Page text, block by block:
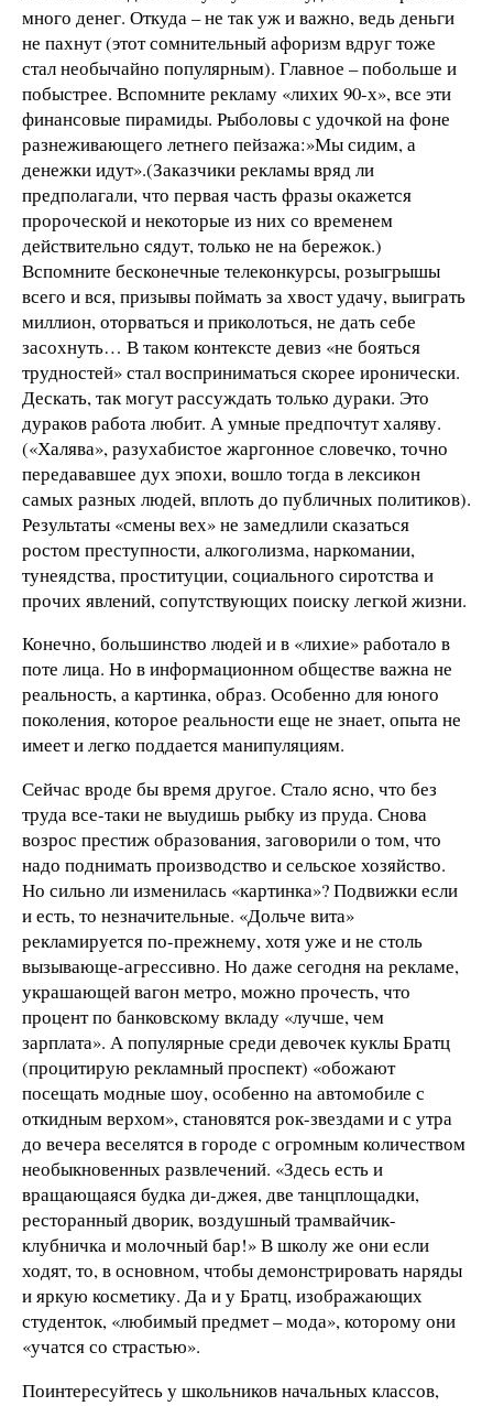
много денег. Откуда – не так уж и важно, ведь деньги
не пахнут (этот сомнительный афоризм вдруг тоже
стал необычайно популярным). Главное – побольше и
побыстрее. Вспомните рекламу «лихих 90-х», все эти
финансовые пирамиды. Рыболовы с удочкой на фоне
разнеживающего летнего пейзажа:»Мы сидим, а
денежки идут».(Заказчики рекламы вряд ли
предполагали, что первая часть фразы окажется
пророческой и некоторые из них со временем
действительно сядут, только не на бережок.)
Вспомните бесконечные телеконкурсы, розыгрышы
всего и вся, призывы поймать за хвост удачу, выиграть
миллион, оторваться и приколоться, не дать себе
засохнуть… В таком контексте девиз «не бояться
трудностей» стал восприниматься скорее иронически.
Дескать, так могут рассуждать только дураки. Это
дураков работа любит. А умные предпочтут халяву.
(«Халява», разухабистое жаргонное словечко, точно
передававшее дух эпохи, вошло тогда в лексикон
самых разных людей, вплоть до публичных политиков).
Результаты «смены вех» не замедлили сказаться
ростом преступности, алкоголизма, наркомании,
тунеядства, проституции, социального сиротства и
прочих явлений, сопутствующих поиску легкой жизни.
Конечно, большинство людей и в «лихие» работало в
поте лица. Но в информационном обществе важна не
реальность, а картинка, образ. Особенно для юного
поколения, которое реальности еще не знает, опыта не
имеет и легко поддается манипуляциям.
Сейчас вроде бы время другое. Стало ясно, что без
труда все-таки не выудишь рыбку из пруда. Снова
возрос престиж образования, заговорили о том, что
надо поднимать производство и сельское хозяйство.
Но сильно ли изменилась «картинка»? Подвижки если
и есть, то незначительные. «Дольче вита»
рекламируется по-прежнему, хотя уже и не столь
вызывающе-агрессивно. Но даже сегодня на рекламе,
украшающей вагон метро, можно прочесть, что
процент по банковскому вкладу «лучше, чем
зарплата». А популярные среди девочек куклы Братц
(процитирую рекламный проспект) «обожают
посещать модные шоу, особенно на автомобиле с
откидным верхом», становятся рок-звездами и с утра
до вечера веселятся в городе с огромным количеством
необыкновенных развлечений. «Здесь есть и
вращающаяся будка ди-джея, две танцплощадки,
ресторанный дворик, воздушный трамвайчик-
клубничка и молочный бар!» В школу же они если
ходят, то, в основном, чтобы демонстрировать наряды
и яркую косметику. Да и у Братц, изображающих
студенток, «любимый предмет – мода», которому они
«учатся со страстью».
Поинтересуйтесь у школьников начальных классов,